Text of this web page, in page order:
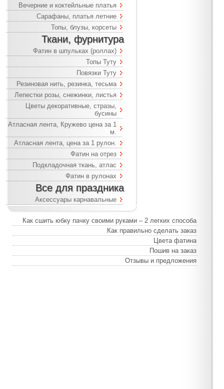
Вечерние и коктейльные платья
Сарафаны, платья летние
Топы, блузы, корсеты
Ткани, фурнитура
Фатин в шпульках (роллах)
Топы Туту
Повязки Туту
Резиновая нить, резинка, тесьма
Лепестки розы, снежинки, листья
Цветы декоративные, стразы,
бусины
Атласная лента, Кружево цена за 1
м.
Атласная лента, цена за 1 рулон.
Фатин на отрез
Подкладочная ткань, атлас
Фатин в рулонах
Все для праздника
Аксессуары карнавальные
Как сшить юбку пачку своими руками – 2 легких способа
Как правильно сделать заказ
Цвета фатина
Пошив на заказ
Отзывы и предложения